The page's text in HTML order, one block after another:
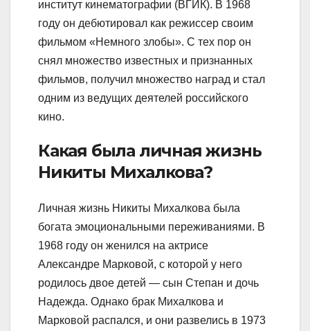
институт кинематографии (ВГИК). В 1968
году он дебютировал как режиссер своим
фильмом «Немного злобы». С тех пор он
снял множество известных и признанных
фильмов, получил множество наград и стал
одним из ведущих деятелей российского
кино.
Какая была личная жизнь
Никиты Михалкова?
Личная жизнь Никиты Михалкова была
богата эмоциональными переживаниями. В
1968 году он женился на актрисе
Александре Марковой, с которой у него
родилось двое детей — сын Степан и дочь
Надежда. Однако брак Михалкова и
Марковой распался, и они развелись в 1973